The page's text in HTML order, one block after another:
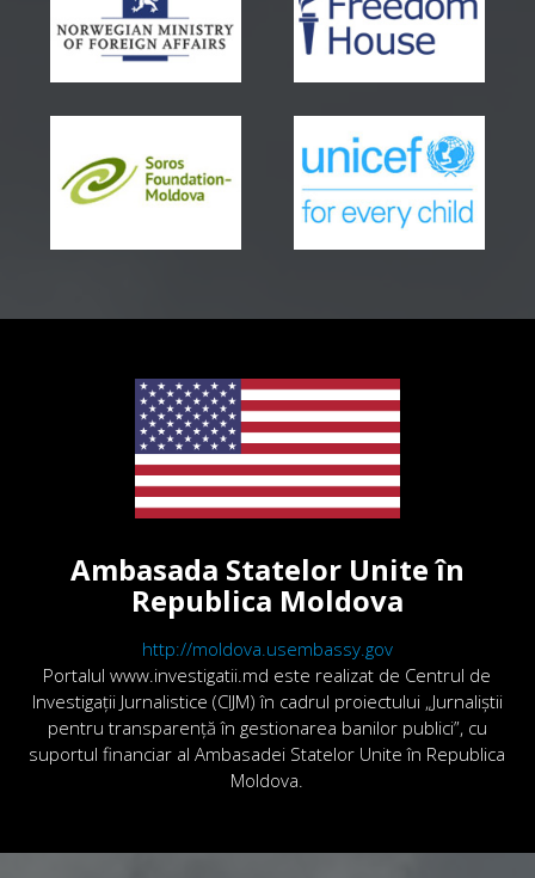
Ambasada Statelor Unite în
Republica Moldova
http://moldova.usembassy.gov
Portalul www.investigatii.md este realizat de Centrul de
Investigații Jurnalistice (CIJM) în cadrul proiectului „Jurnaliștii
pentru transparență în gestionarea banilor publici”, cu
suportul financiar al Ambasadei Statelor Unite în Republica
Moldova.